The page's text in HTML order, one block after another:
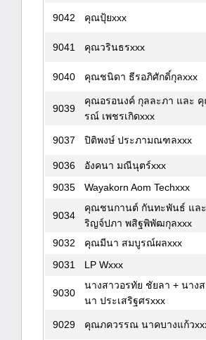
9042 คุณปุ้ยxxx
9041 คุณวรินธรxxx
9040 คุณชนิดา ธีรอภิศักดิ์กุลxxx
9039
คุณอรอนงค์​ กุลละภา​ และ
รณ์ เพชรเกิดxxx
9037 ปิติพงษ์ ประภามณฑลxxx
9036
อังคนา มณีนุตร์xxx
9035
Wayakorn Aom Techxxx
9034
คุณชนกานต์ กันทะพันธ์ แล
ริญจ์ปภา พสิฐพิพัฒกุลxxx
9032
คุณมีนา สมบูรณ์ผลxxx
9031
LP Wxxx
9030
นางสาวอรทัย ชัยลา + นาง
นา ประเสริฐศรxxx
9029 คุณภควรรณ นาคบางแก้ว